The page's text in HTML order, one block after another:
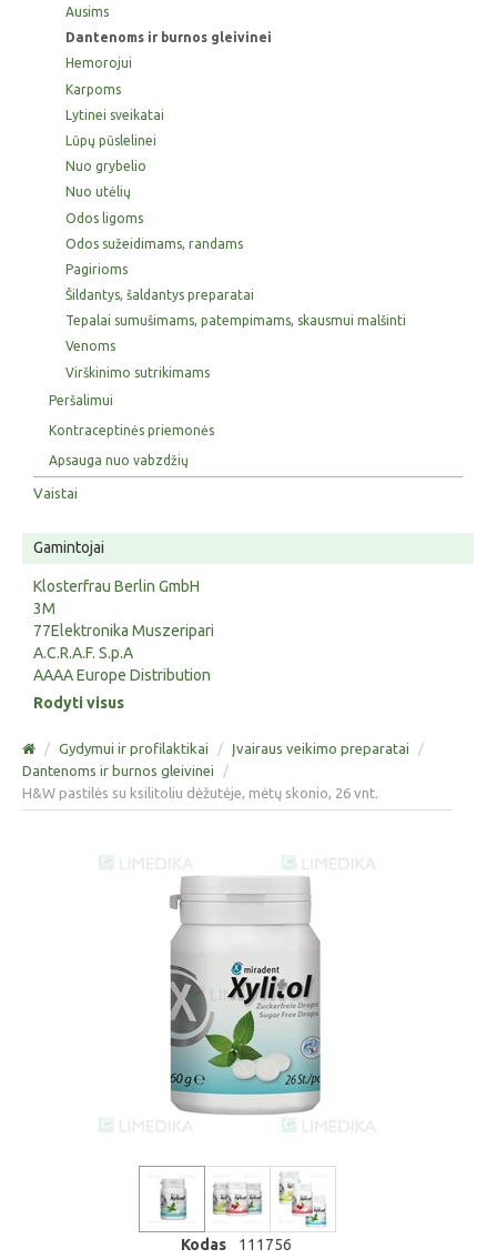
Ausims
Dantenoms ir burnos gleivinei
Hemorojui
Karpoms
Lytinei sveikatai
Lūpų pūslelinei
Nuo grybelio
Nuo utėlių
Odos ligoms
Odos sužeidimams, randams
Pagirioms
Šildantys, šaldantys preparatai
Tepalai sumušimams, patempimams, skausmui malšinti
Venoms
Virškinimo sutrikimams
Peršalimui
Kontraceptinės priemonės
Apsauga nuo vabzdžių
Vaistai
Gamintojai
Klosterfrau Berlin GmbH
3M
77Elektronika Muszeripari
A.C.R.A.F. S.p.A
AAAA Europe Distribution
Rodyti visus
/ Gydymui ir profilaktikai / Įvairaus veikimo preparatai
/
Dantenoms ir burnos gleivinei
/
H&W pastilės su ksilitoliu dėžutėje, mėtų skonio, 26 vnt.
Kodas
111756